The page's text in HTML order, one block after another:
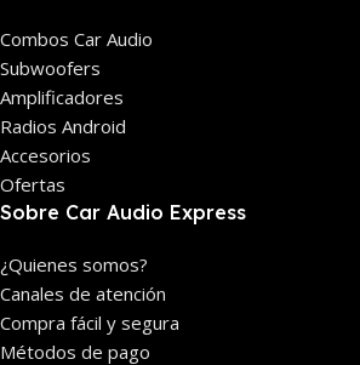
Combos Car Audio
Subwoofers
Amplificadores
Radios Android
Accesorios
Ofertas
Sobre Car Audio Express
¿Quienes somos?
Canales de atención
Compra fácil y segura
Métodos de pago